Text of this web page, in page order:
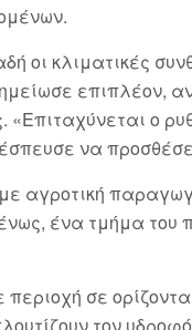
οι κλιματικές
επιπλέον,
ο
να
αγροτική
ένα τμήμα του
σε